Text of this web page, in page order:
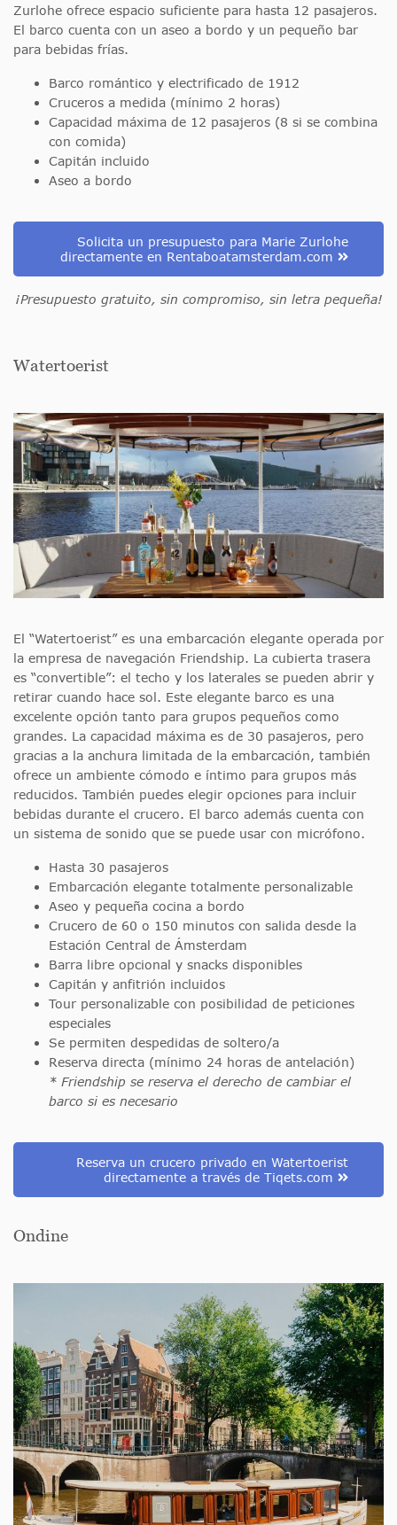
Zurlohe ofrece espacio suficiente para hasta 12 pasajeros.
El barco cuenta con un aseo a bordo y un pequeño bar
para bebidas frías.
Barco romántico y electrificado de 1912
Cruceros a medida (mínimo 2 horas)
Capacidad máxima de 12 pasajeros (8 si se combina
con comida)
Capitán incluido
Aseo a bordo
Solicita un presupuesto para Marie Zurlohe
directamente en Rentaboatamsterdam.com
¡Presupuesto gratuito, sin compromiso, sin letra pequeña!
Watertoerist
El “Watertoerist” es una embarcación elegante operada por
la empresa de navegación Friendship. La cubierta trasera
es “convertible”: el techo y los laterales se pueden abrir y
retirar cuando hace sol. Este elegante barco es una
excelente opción tanto para grupos pequeños como
grandes. La capacidad máxima es de 30 pasajeros, pero
gracias a la anchura limitada de la embarcación, también
ofrece un ambiente cómodo e íntimo para grupos más
reducidos. También puedes elegir opciones para incluir
bebidas durante el crucero. El barco además cuenta con
un sistema de sonido que se puede usar con micrófono.
Hasta 30 pasajeros
Embarcación elegante totalmente personalizable
Aseo y pequeña cocina a bordo
Crucero de 60 o 150 minutos con salida desde la
Estación Central de Ámsterdam
Barra libre opcional y snacks disponibles
Capitán y anfitrión incluidos
Tour personalizable con posibilidad de peticiones
especiales
Se permiten despedidas de soltero/a
Reserva directa (mínimo 24 horas de antelación)
* Friendship se reserva el derecho de cambiar el
barco si es necesario
Reserva un crucero privado en Watertoerist
directamente a través de Tiqets.com
Ondine